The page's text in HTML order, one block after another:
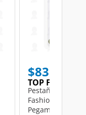
$83.00
TOP FASHION
Pestañas de
Fashion en
Pegamento